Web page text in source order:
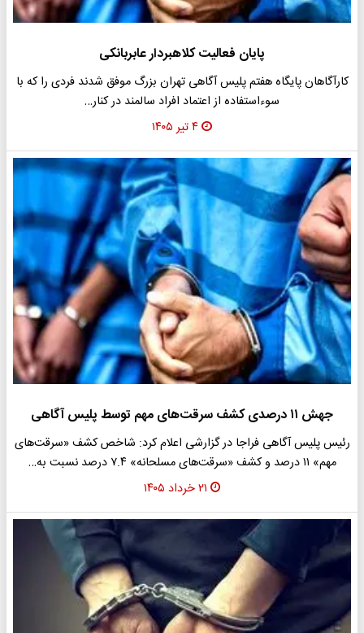
پایان فعالیت کلاهبردار عابربانکی
کارآگاهان پایگاه هفتم پلیس آگاهی تهران بزرگ موفق شدند فردی را که با
سوءاستفاده از اعتماد افراد سالمند در کنار…
۴ تیر ۱۴۰۵
جهش ۱۱ درصدی کشف سرقت‌های مهم توسط پلیس آگاهی
رئیس پلیس آگاهی فراجا در گزارشی اعلام کرد: شاخص کشف «سرقت‌های
مهم» ۱۱ درصد و کشف «سرقت‌های مسلحانه» ۷.۴ درصد نسبت به…
۲۱ خرداد ۱۴۰۵